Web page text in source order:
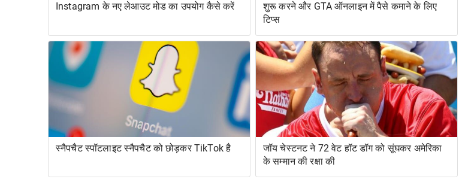
Instagram के नए लेआउट मोड का उपयोग कैसे करें
शुरू करने और GTA ऑनलाइन में पैसे कमाने के लिए
टिप्स
स्नैपचैट स्पॉटलाइट स्नैपचैट को छोड़कर TikTok है
जॉय चेस्टनट ने 72 वेट हॉट डॉग को सूंघकर अमेरिका
के सम्मान की रक्षा की